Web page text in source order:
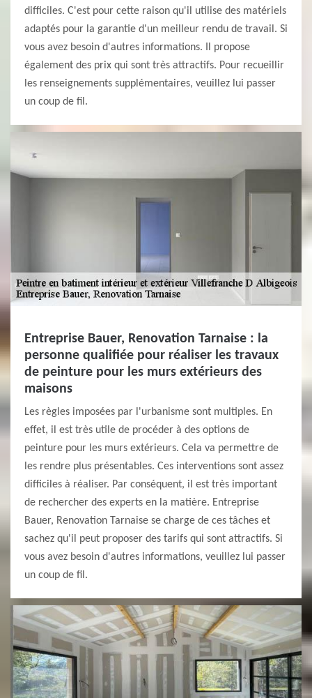
difficiles. C'est pour cette raison qu'il utilise des matériels
adaptés pour la garantie d'un meilleur rendu de travail. Si
vous avez besoin d'autres informations. Il propose
également des prix qui sont très attractifs. Pour recueillir
les renseignements supplémentaires, veuillez lui passer
un coup de fil.
Entreprise Bauer, Renovation Tarnaise : la
personne qualifiée pour réaliser les travaux
de peinture pour les murs extérieurs des
maisons
Les règles imposées par l'urbanisme sont multiples. En
effet, il est très utile de procéder à des options de
peinture pour les murs extérieurs. Cela va permettre de
les rendre plus présentables. Ces interventions sont assez
difficiles à réaliser. Par conséquent, il est très important
de rechercher des experts en la matière. Entreprise
Bauer, Renovation Tarnaise se charge de ces tâches et
sachez qu'il peut proposer des tarifs qui sont attractifs. Si
vous avez besoin d'autres informations, veuillez lui passer
un coup de fil.